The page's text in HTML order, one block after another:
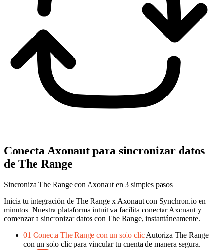
Conecta Axonaut para sincronizar datos
de The Range
Sincroniza The Range con Axonaut en 3 simples pasos
Inicia tu integración de The Range x Axonaut con Synchron.io en
minutos. Nuestra plataforma intuitiva facilita conectar Axonaut y
comenzar a sincronizar datos con The Range, instantáneamente.
01 Conecta The Range con un solo clic Autoriza The Range
con un solo clic para vincular tu cuenta de manera segura.